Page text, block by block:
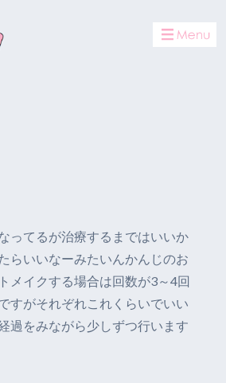
ってるが治療するまではいいか
らいいなーみたいんかんじのお
メイクする場合は回数が3～4回
すがそれぞれこれくらいでいい
過をみながら少しずつ行います